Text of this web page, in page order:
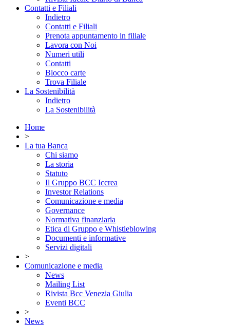
Contatti e Filiali
Indietro
Contatti e Filiali
Prenota appuntamento in filiale
Lavora con Noi
Numeri utili
Contatti
Blocco carte
Trova Filiale
La Sostenibilità
Indietro
La Sostenibilità
Home
>
La tua Banca
Chi siamo
La storia
Statuto
Il Gruppo BCC Iccrea
Investor Relations
Comunicazione e media
Governance
Normativa finanziaria
Etica di Gruppo e Whistleblowing
Documenti e informative
Servizi digitali
>
Comunicazione e media
News
Mailing List
Rivista Bcc Venezia Giulia
Eventi BCC
>
News